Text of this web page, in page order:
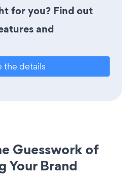
for you? Find out
and
the details
Guesswork of
Your Brand